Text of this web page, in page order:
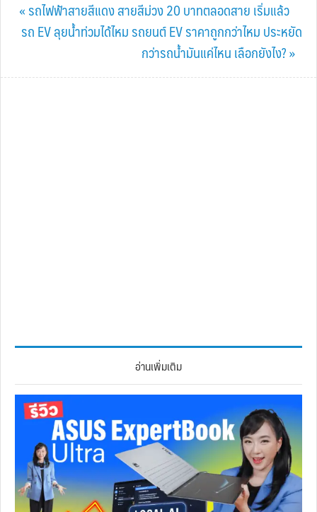
Previous
Post:
« รถไฟฟ้าสายสีแดง สายสีม่วง 20 บาทตลอดสาย เริ่มแล้ว
Next
รถ EV ลุยนํ้าท่วมได้ไหม รถยนต์ EV ราคาถูกกว่าไหม ประหยัด
กว่ารถน้ำมันแค่ไหน เลือกยังไง? »
อ่านเพิ่มเติม